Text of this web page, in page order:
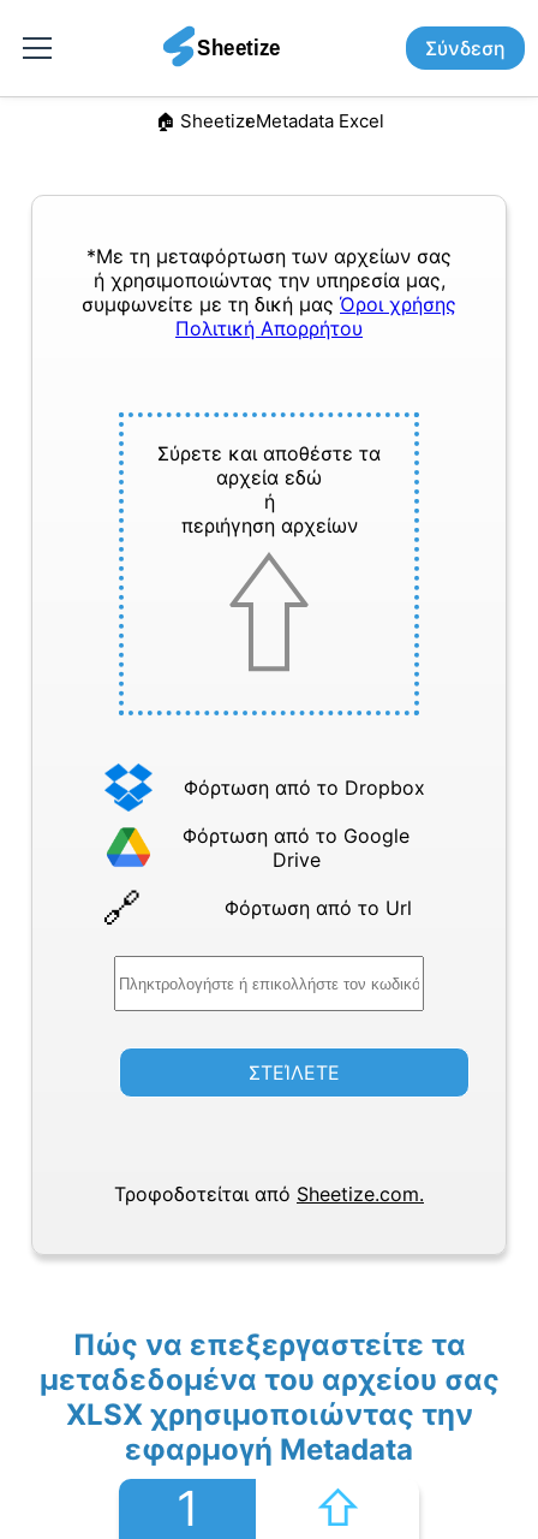
Σύνδεση
🏠︎ SheetizeMetadata Excel
*Με τη μεταφόρτωση των αρχείων σας
ή χρησιμοποιώντας την υπηρεσία μας,
συμφωνείτε με τη δική μας Όροι χρήσης
Πολιτική Απορρήτου
Σύρετε και αποθέστε τα
αρχεία εδώ
ή
περιήγηση αρχείων
Φόρτωση από το Dropbox
Φόρτωση από το Google
Drive
Φόρτωση από το Url
ΣΤΕΊΛΕΤΕ
Τροφοδοτείται από Sheetize.com.
Πώς να επεξεργαστείτε τα
μεταδεδομένα του αρχείου σας
XLSX χρησιμοποιώντας την
εφαρμογή Metadata
1 ⇧︎